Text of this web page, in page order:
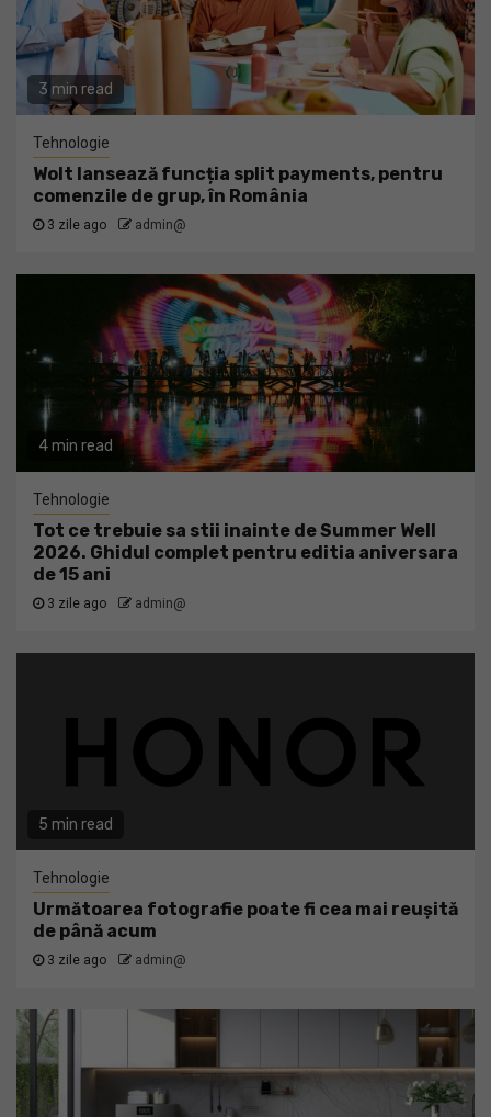
3 min read
Tehnologie
Wolt lansează funcția split payments, pentru
comenzile de grup, în România
3 zile ago admin@
4 min read
Tehnologie
Tot ce trebuie sa stii inainte de Summer Well
2026. Ghidul complet pentru editia aniversara
de 15 ani
3 zile ago admin@
5 min read
Tehnologie
Următoarea fotografie poate fi cea mai reușită
de până acum
3 zile ago admin@